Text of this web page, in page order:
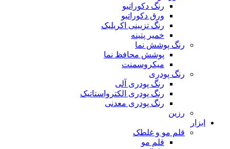
رنگ دکوراتیو
ورق دکوراتیو
رنگ تزیینی اکریلیک
خمیر پتینه
رنگ پوشش نما
پوشش محافظ نما
میکروسمنت
رنگ پودری
رنگ پودری آلی
رنگ پودری الکترواستاتیک
رنگ پودری معدنی
رزین
ابزار
قلم مو و غلطک
قلم مو